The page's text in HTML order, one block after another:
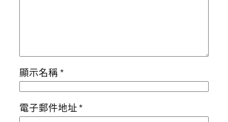
顯示名稱*
電子郵件地址*